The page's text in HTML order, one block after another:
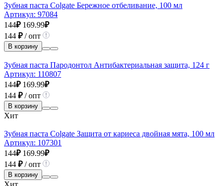
Зубная паста Colgate Бережное отбеливание, 100 мл
Артикул: 97084
144₽ 169.99₽
144 ₽/ опт
В корзину
Зубная паста Пародонтол Антибактериальная защита, 124 г
Артикул: 110807
144₽ 169.99₽
144 ₽/ опт
В корзину
Хит
Зубная паста Colgate Защита от кариеса двойная мята, 100 мл
Артикул: 107301
144₽ 169.99₽
144 ₽/ опт
В корзину